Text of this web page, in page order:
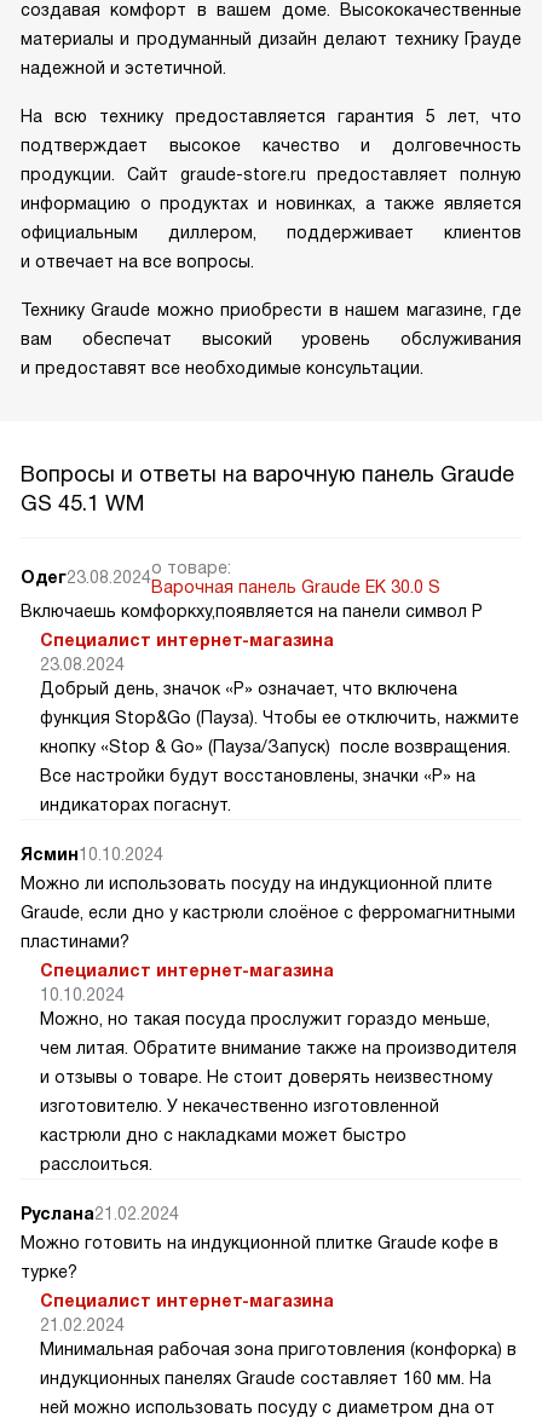
создавая комфорт в вашем доме. Высококачественные
материалы и продуманный дизайн делают технику Грауде
надежной и эстетичной.
На всю технику предоставляется гарантия 5 лет, что
подтверждает высокое качество и долговечность
продукции. Сайт graude-store.ru предоставляет полную
информацию о продуктах и новинках, а также является
официальным диллером, поддерживает клиентов
и отвечает на все вопросы.
Технику Graude можно приобрести в нашем магазине, где
вам обеспечат высокий уровень обслуживания
и предоставят все необходимые консультации.
Вопросы и ответы на варочную панель Graude
GS 45.1 WM
Одег23.08.2024о товаре:
Варочная панель Graude EK 30.0 S
Включаешь комфоркху,появляется на панели символ P
Специалист интернет-магазина
23.08.2024
Добрый день, значок «P» означает, что включена
функция Stop&Go (Пауза). Чтобы ее отключить, нажмите
кнопку «Stop & Go» (Пауза/Запуск) после возвращения.
Все настройки будут восстановлены, значки «Р» на
индикаторах погаснут.
Ясмин10.10.2024
Можно ли использовать посуду на индукционной плите
Graude, если дно у кастрюли слоёное с ферромагнитными
пластинами?
Специалист интернет-магазина
10.10.2024
Можно, но такая посуда прослужит гораздо меньше,
чем литая. Обратите внимание также на производителя
и отзывы о товаре. Не стоит доверять неизвестному
изготовителю. У некачественно изготовленной
кастрюли дно с накладками может быстро
расслоиться.
Руслана21.02.2024
Можно готовить на индукционной плитке Graude кофе в
турке?
Специалист интернет-магазина
21.02.2024
Минимальная рабочая зона приготовления (конфорка) в
индукционных панелях Graude составляет 160 мм. На
ней можно использовать посуду с диаметром дна от